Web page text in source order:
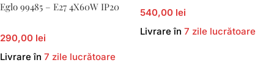
Eglo 99485 – E27 4X60W IP20
290,00 lei
Livrare în 7 zile lucrătoare
540,00 lei
Livrare în 7 zile lucrătoare